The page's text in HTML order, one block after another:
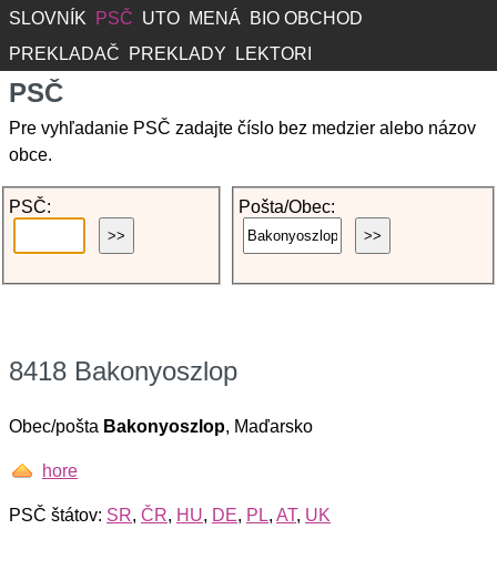
SLOVNÍK PSČ UTO MENÁ
BIO OBCHOD
PREKLADAČ
PREKLADY LEKTORI
PSČ
Pre vyhľadanie PSČ zadajte číslo bez medzier alebo názov
obce.
PSČ: Pošta/Obec:
8418 Bakonyoszlop
Obec/pošta Bakonyoszlop, Maďarsko
hore
PSČ štátov: SR, ČR, HU, DE, PL, AT, UK